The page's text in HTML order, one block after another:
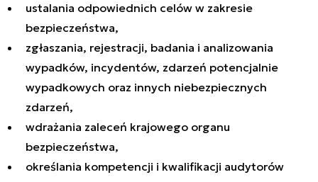
ustalania odpowiednich celów w zakresie
bezpieczeństwa,
zgłaszania, rejestracji, badania i analizowania
wypadków, incydentów, zdarzeń potencjalnie
wypadkowych oraz innych niebezpiecznych
zdarzeń,
wdrażania zaleceń krajowego organu
bezpieczeństwa,
określania kompetencji i kwalifikacji audytorów